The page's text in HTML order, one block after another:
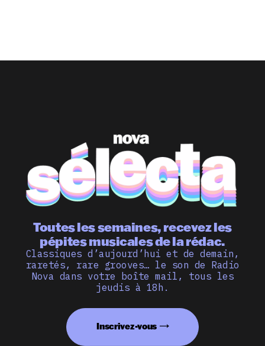
Toutes les semaines, recevez les
pépites musicales de la rédac.
Classiques d’aujourd’hui et de demain,
raretés, rare grooves… le son de Radio
Nova dans votre boîte mail, tous les
jeudis à 18h.
Inscrivez-vous